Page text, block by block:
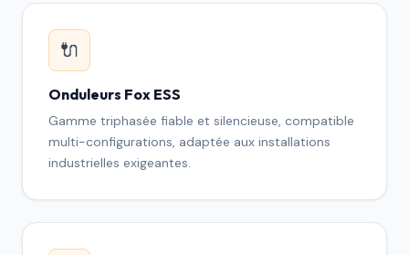
🔌
Onduleurs Fox ESS
Gamme triphasée fiable et silencieuse, compatible
multi-configurations, adaptée aux installations
industrielles exigeantes.